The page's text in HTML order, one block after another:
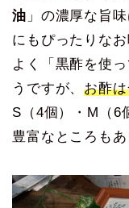
油 」の濃厚な旨
にもぴったりなお
よく「黒酢を使
うですが、お酢
S（4個）・M（6
豊富なところも